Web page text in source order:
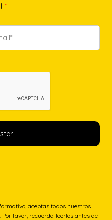
*
aceptas todos nuestros
Por favor, recuerda leerlos antes de